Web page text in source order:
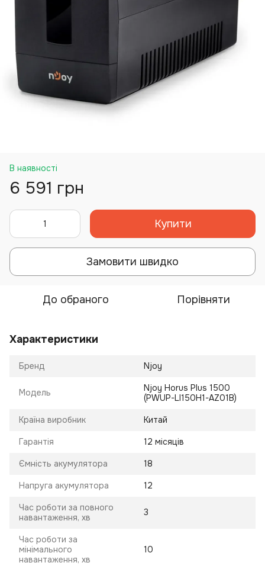
В наявності
6 591 грн
Купити
Замовити швидко
До обраного Порівняти
Характеристики
Бренд Njoy
Модель
Njoy Horus Plus 1500
(PWUP-LI150H1-AZ01B)
Країна виробник Китай
Гарантія 12 місяців
Ємність акумулятора 18
Напруга акумулятора 12
Час роботи за повного
навантаження, хв
3
Час роботи за
мінімального
навантаження, хв
10